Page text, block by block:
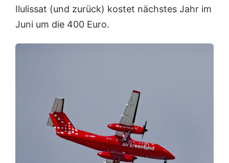
Ilulissat (und zurück) kostet nächstes Jahr im
Juni um die 400 Euro.